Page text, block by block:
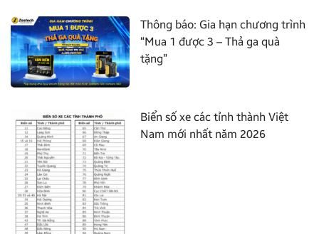
Thông báo: Gia hạn chương trình
“Mua 1 được 3 – Thả ga quà
tặng”
Biển số xe các tỉnh thành Việt
Nam mới nhất năm 2026